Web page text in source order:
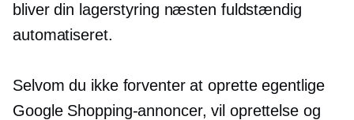
bliver din lagerstyring næsten fuldstændig
automatiseret.
Selvom du ikke forventer at oprette egentlige
Google Shopping-annoncer, vil oprettelse og